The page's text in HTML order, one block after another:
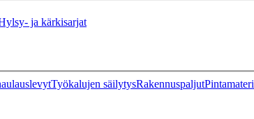
ja kärkisarjat
Työkalujen säilytysRakennuspaljut